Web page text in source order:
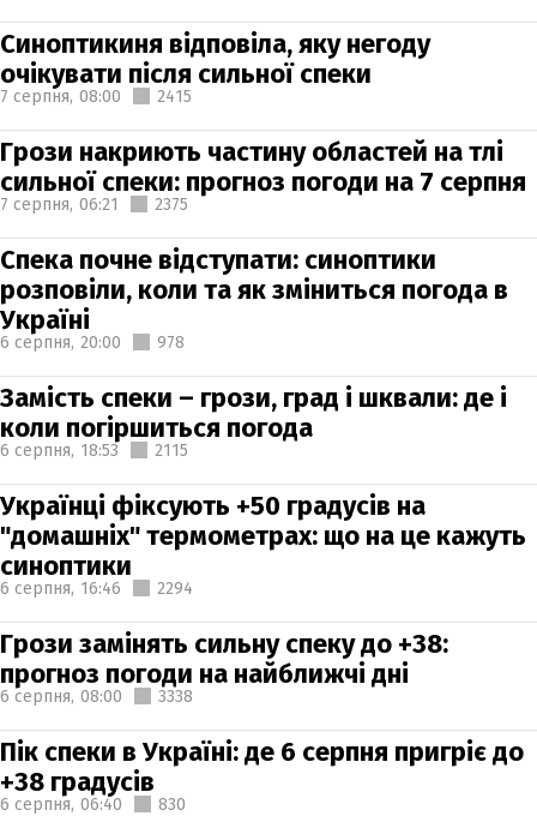
Синоптикиня відповіла, яку негоду
очікувати після сильної спеки
7 серпня, 08:00 2415
Грози накриють частину областей на тлі
сильної спеки: прогноз погоди на 7 серпня
7 серпня, 06:21 2375
Спека почне відступати: синоптики
розповіли, коли та як зміниться погода в
Україні
6 серпня, 20:00 978
Замість спеки – грози, град і шквали: де і
коли погіршиться погода
6 серпня, 18:53 2115
Українці фіксують +50 градусів на
"домашніх" термометрах: що на це кажуть
синоптики
6 серпня, 16:46 2294
Грози замінять сильну спеку до +38:
прогноз погоди на найближчі дні
6 серпня, 08:00 3338
Пік спеки в Україні: де 6 серпня пригріє до
+38 градусів
6 серпня, 06:40 830